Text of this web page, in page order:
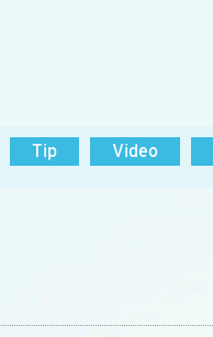
Tip Video